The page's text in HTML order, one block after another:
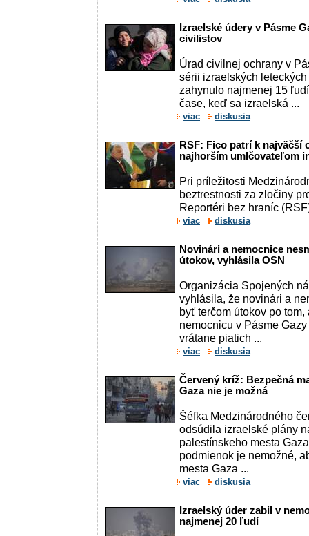
Izraelské údery v Pásme
civilistov
Úrad civilnej ochrany v
sérii izraelských
zahynulo najmenej 15
čase, keď sa izraelská ...
viac diskusia
RSF: Fico patrí k najväčší
najhorším umlčovateľom
Pri príležitosti
beztrestnosti za zločiny
Reportéri bez hraníc
viac diskusia
Novinári a nemocnice
útokov, vyhlásila OSN
Organizácia Spojených
vyhlásila, že novinári a
byť terčom útokov po
nemocnicu v Pásme
vrátane piatich ...
viac diskusia
Červený kríž: Bezpečná
Gaza nie je možná
Šéfka Medzinárodného
odsúdila izraelské plány
palestínskeho mesta
podmienok je nemožné,
mesta Gaza ...
viac diskusia
Izraelský úder zabil v
najmenej 20 ľudí